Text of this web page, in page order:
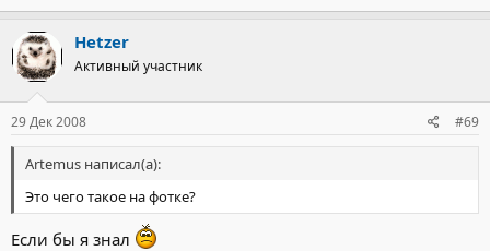
Hetzer
Активный участник
29 Дек 2008 #69
Artemus написал(а):
Это чего такое на фотке?
Если бы я знал